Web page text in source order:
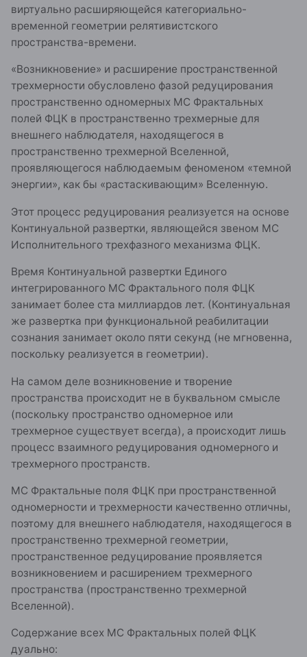
виртуально расширяющейся категориально-
временной геометрии релятивистского
пространства-времени.
«Возникновение» и расширение пространственной
трехмерности обусловлено фазой редуцирования
пространственно одномерных МС Фрактальных
полей ФЦК в пространственно трехмерные для
внешнего наблюдателя, находящегося в
пространственно трехмерной Вселенной,
проявляющегося наблюдаемым феноменом «темной
энергии», как бы «растаскивающим» Вселенную.
Этот процесс редуцирования реализуется на основе
Континуальной развертки, являющейся звеном МС
Исполнительного трехфазного механизма ФЦК.
Время Континуальной развертки Единого
интегрированного МС Фрактального поля ФЦК
занимает более ста миллиардов лет. (Континуальная
же развертка при функциональной реабилитации
сознания занимает около пяти секунд (не мгновенна,
поскольку реализуется в геометрии).
На самом деле возникновение и творение
пространства происходит не в буквальном смысле
(поскольку пространство одномерное или
трехмерное существует всегда), а происходит лишь
процесс взаимного редуцирования одномерного и
трехмерного пространств.
МС Фрактальные поля ФЦК при пространственной
одномерности и трехмерности качественно отличны,
поэтому для внешнего наблюдателя, находящегося в
пространственно трехмерной геометрии,
пространственное редуцирование проявляется
возникновением и расширением трехмерного
пространства (пространственно трехмерной
Вселенной).
Содержание всех МС Фрактальных полей ФЦК
дуально: